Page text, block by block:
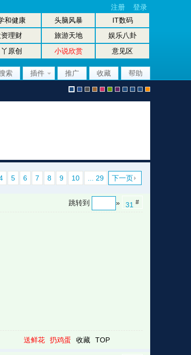
和健康 头脑风暴
IT数码
理财 旅游天地
娱乐八卦
原创 小说欣赏
意见区
注册 登录
索 插件 推广 收藏 帮助
认l r r i r u 坛大坛机
5 6 7 8 9 10 ... 29 下一页
31 #
跳转到 »
送鲜花 扔鸡蛋 收藏 TOP